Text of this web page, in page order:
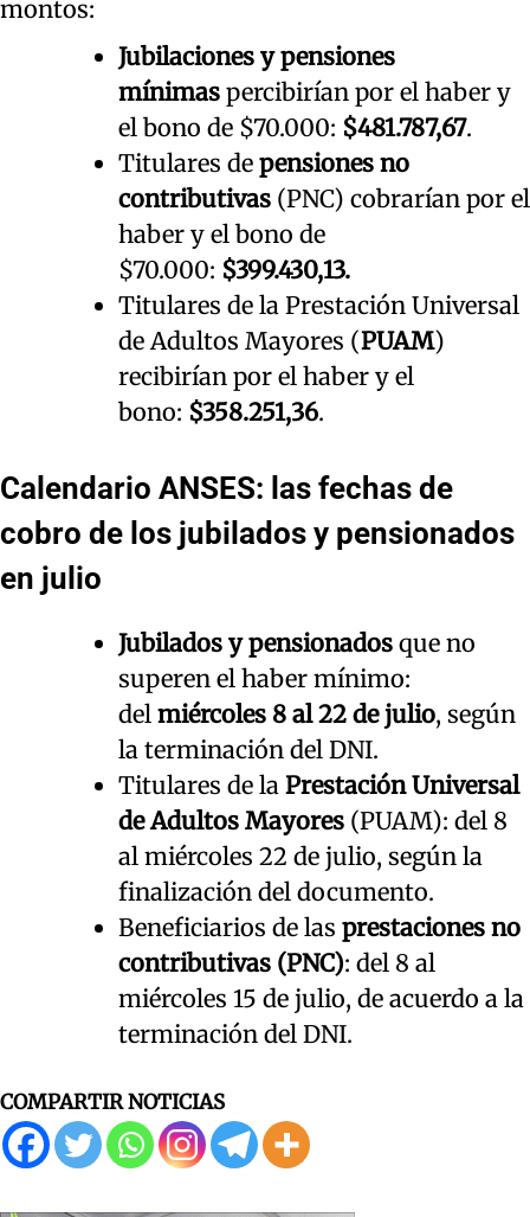
montos:
Jubilaciones y pensiones
mínimas percibirían por el haber y
el bono de $70.000: $481.787,67.
Titulares de pensiones no
contributivas (PNC) cobrarían por el
haber y el bono de
$70.000: $399.430,13.
Titulares de la Prestación Universal
de Adultos Mayores (PUAM)
recibirían por el haber y el
bono: $358.251,36.
Calendario ANSES: las fechas de
cobro de los jubilados y pensionados
en julio
Jubilados y pensionados que no
superen el haber mínimo:
del miércoles 8 al 22 de julio, según
la terminación del DNI.
Titulares de la Prestación Universal
de Adultos Mayores (PUAM): del 8
al miércoles 22 de julio, según la
finalización del documento.
Beneficiarios de las prestaciones no
contributivas (PNC): del 8 al
miércoles 15 de julio, de acuerdo a la
terminación del DNI.
COMPARTIR NOTICIAS